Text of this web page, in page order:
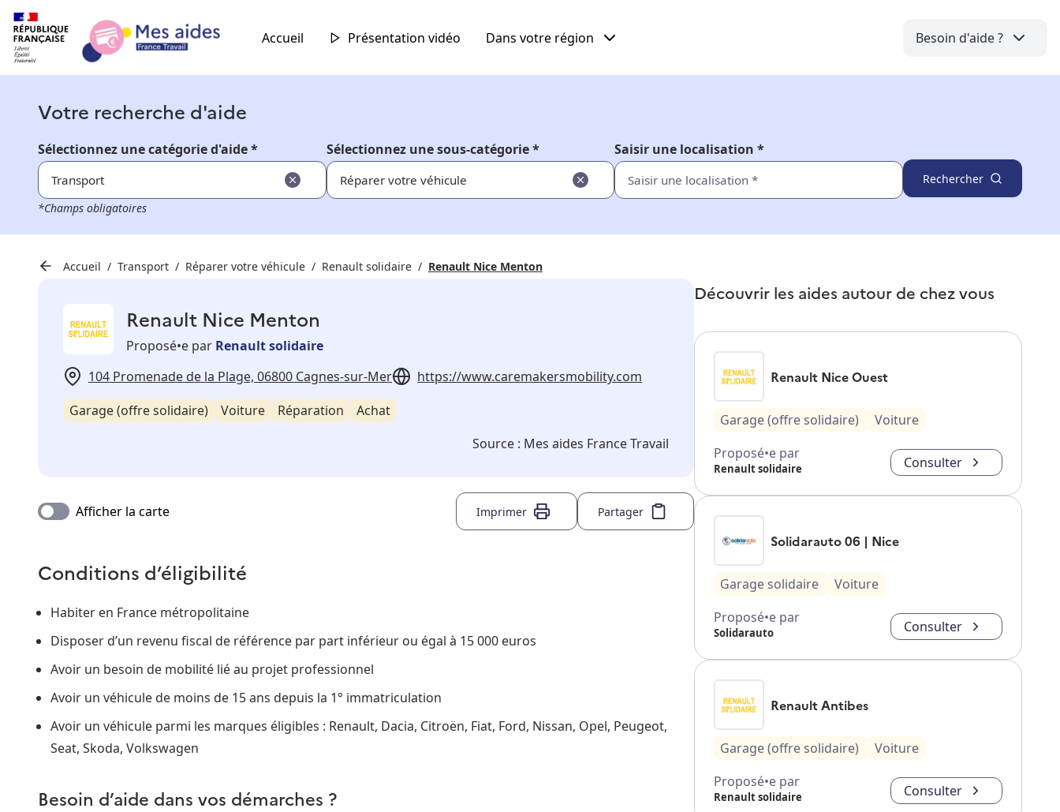
Accueil Présentation vidéo Dans votre région Besoin d'aide ?
Votre recherche d'aide
Sélectionnez une catégorie d'aide *
Transport
Sélectionnez une sous-catégorie *
Réparer votre véhicule
Saisir une localisation *
Rechercher
*Champs obligatoires
Accueil Transport Réparer votre véhicule Renault solidaire Renault Nice Menton
Renault Nice Menton
Proposé•e par Renault solidaire
104 Promenade de la Plage, 06800 Cagnes-sur-Mer
https://www.caremakersmobility.com
Garage (offre solidaire)
Voiture Réparation
Achat
Source : Mes aides France Travail
Afficher la carte Imprimer Partager
Conditions d’éligibilité
Habiter en France métropolitaine
Disposer d’un revenu fiscal de référence par part inférieur ou égal à 15 000 euros
Avoir un besoin de mobilité lié au projet professionnel
Avoir un véhicule de moins de 15 ans depuis la 1° immatriculation
Avoir un véhicule parmi les marques éligibles : Renault, Dacia, Citroën, Fiat, Ford, Nissan, Opel, Peugeot,
Seat, Skoda, Volkswagen
Besoin d’aide dans vos démarches ?
Découvrir les aides autour de chez vous
Renault Nice Ouest
Garage (offre solidaire)
Voiture
Proposé•e par
Renault solidaire Consulter
Solidarauto 06 | Nice
Garage solidaire
Voiture
Proposé•e par
Solidarauto Consulter
Renault Antibes
Garage (offre solidaire)
Voiture
Proposé•e par
Renault solidaire Consulter